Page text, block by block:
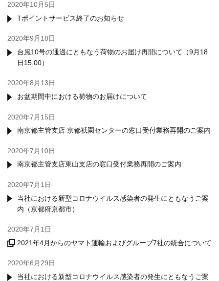
2020年10月5日
Tポイントサービス終了のお知らせ
2020年9月18日
台風10号の通過にともなう荷物のお届け再開について（9月18
日15:00）
2020年8月13日
お盆期間中における荷物のお届けについて
2020年7月15日
南京都主管支店 京都祇園センターの窓口受付業務再開のご案内
2020年7月10日
南京都主管支店東山支店の窓口受付業務再開のご案内
2020年7月1日
当社における新型コロナウイルス感染者の発生にともなうご案
内（京都府京都市）
2020年7月1日
2021年4月からのヤマト運輸およびグループ7社の統合について
2020年6月29日
当社における新型コロナウイルス感染者の発生にともなうご案